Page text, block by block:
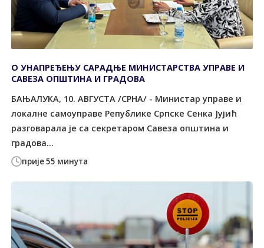
прије 55 минута
О УНАПРЕЂЕЊУ САРАДЊЕ МИНИСТАРСТВА УПРАВЕ И
САВЕЗА ОПШТИНА И ГРАДОВА
БАЊАЛУКА, 10. АВГУСТА /СРНА/ - Министар управе и
локалне самоуправе Републике Српске Сенка Јујић
разговарала је са секретаром Савеза општина и
градова...